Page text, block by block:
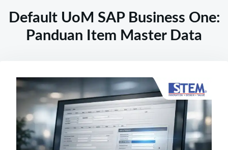
Default UoM SAP Business One:
Panduan Item Master Data